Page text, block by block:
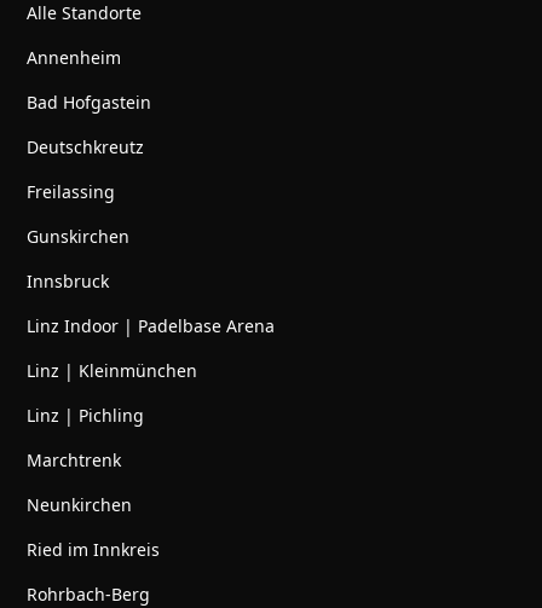
Alle Standorte
Annenheim
Bad Hofgastein
Deutschkreutz
Freilassing
Gunskirchen
Innsbruck
Linz Indoor | Padelbase Arena
Linz | Kleinmünchen
Linz | Pichling
Marchtrenk
Neunkirchen
Ried im Innkreis
Rohrbach-Berg